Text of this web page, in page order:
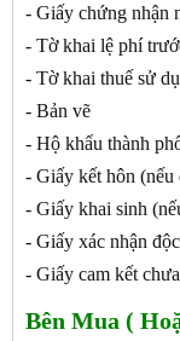
- Giấy chứng nhận
- Tờ khai lệ phí
- Tờ khai thuế sử
- Bản vẽ
- Hộ khẩu thành
- Giấy kết hôn (nếu
- Giấy khai sinh
- Giấy xác nhận
- Giấy cam kết
Bên Mua (